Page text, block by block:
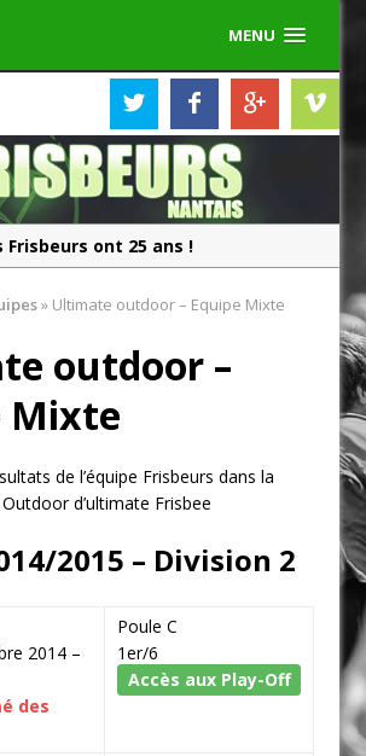
MENU
Frisbeurs ont 25 ans !
» Ultimate outdoor – Equipe Mixte
outdoor –
Mixte
de l’équipe Frisbeurs dans la
d’ultimate Frisbee
2015 – Division 2
2014 –
des
Poule C
1er/6
Accès aux Play-Off